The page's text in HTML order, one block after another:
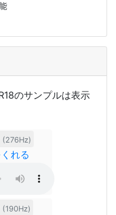
のサンプルは表示
(276Hz)
れる
(190Hz)